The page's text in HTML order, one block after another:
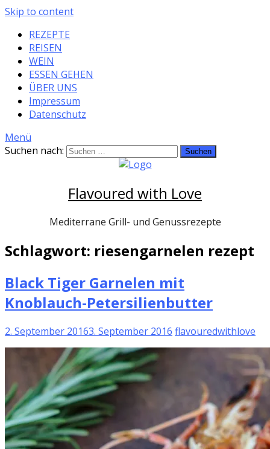
Skip to content
REZEPTE
REISEN
WEIN
ESSEN GEHEN
ÜBER UNS
Impressum
Datenschutz
Menü
Suchen nach:
Flavoured with Love
Mediterrane Grill- und Genussrezepte
Schlagwort: riesengarnelen rezept
Black Tiger Garnelen mit
Knoblauch-Petersilienbutter
2. September 20163. September 2016 flavouredwithlove